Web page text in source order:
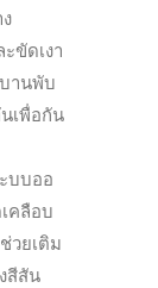
ขัดเงา
านพับ
เพื่อกัน
บบออ
คลือบ
วยเติม
สีสัน